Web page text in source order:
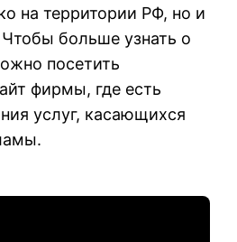
на территории РФ, но и
больше узнать о
посетить
фирмы, где есть
услуг, касающихся